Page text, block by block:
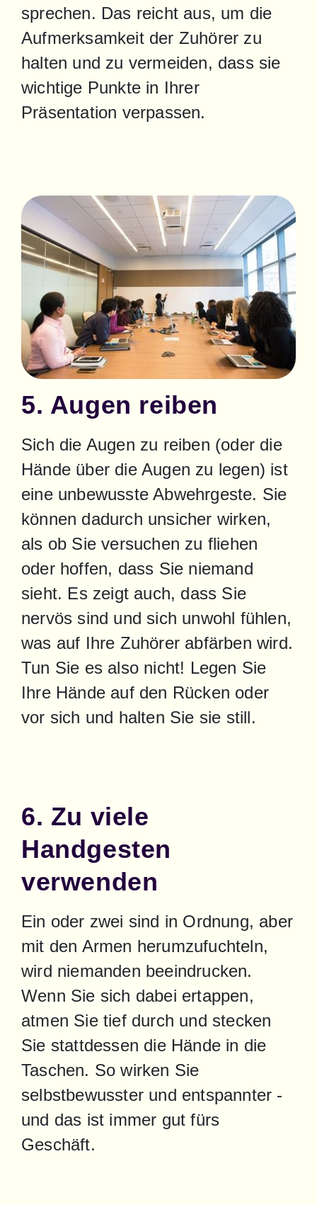
sprechen. Das reicht aus, um die
Aufmerksamkeit der Zuhörer zu
halten und zu vermeiden, dass sie
wichtige Punkte in Ihrer
Präsentation verpassen.
5. Augen reiben
Sich die Augen zu reiben (oder die
Hände über die Augen zu legen) ist
eine unbewusste Abwehrgeste. Sie
können dadurch unsicher wirken,
als ob Sie versuchen zu fliehen
oder hoffen, dass Sie niemand
sieht. Es zeigt auch, dass Sie
nervös sind und sich unwohl fühlen,
was auf Ihre Zuhörer abfärben wird.
Tun Sie es also nicht! Legen Sie
Ihre Hände auf den Rücken oder
vor sich und halten Sie sie still.
6. Zu viele
Handgesten
verwenden
Ein oder zwei sind in Ordnung, aber
mit den Armen herumzufuchteln,
wird niemanden beeindrucken.
Wenn Sie sich dabei ertappen,
atmen Sie tief durch und stecken
Sie stattdessen die Hände in die
Taschen. So wirken Sie
selbstbewusster und entspannter -
und das ist immer gut fürs
Geschäft.